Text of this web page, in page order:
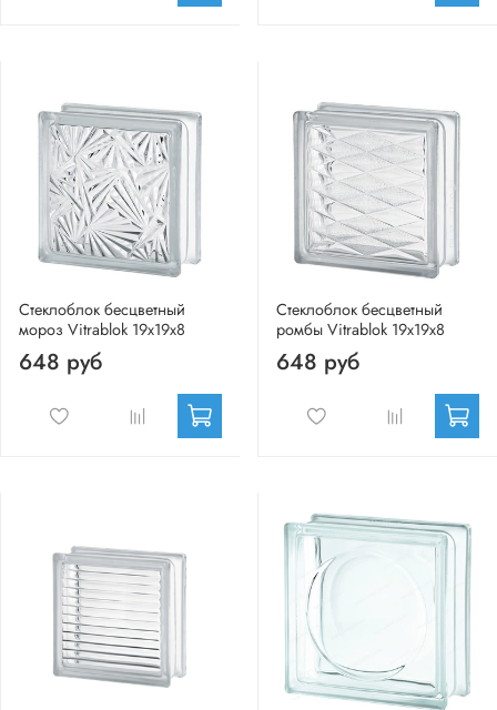
Стеклоблок бесцветный
мороз Vitrablok 19х19х8
648 руб
Стеклоблок бесцветный
ромбы Vitrablok 19х19х8
648 руб